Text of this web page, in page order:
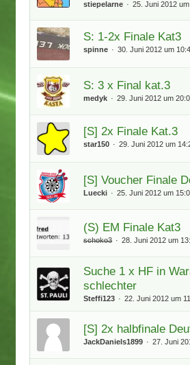
stiepelarne 25. Juni 2012
S: 1-2x Finale Kat3
spinne 30. Juni 2012 um
S: 3 x Final kat.3
medyk 29. Juni 2012 um
[S] 2x Finale Kat.3
star150 29. Juni 2012 um
[S] Voucher Finale
Luecki 25. Juni 2012 um
(S) EM Finale Kat3
schoko3 28. Juni 2012 um
Suche 1 x HF in
schlechter
Steffi123 22. Juni 2012 um
[S] 2x halbfinale
JackDaniels1899 27. Juni